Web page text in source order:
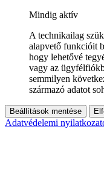
Mindig aktív
A technikailag
alapvető funkcióit
hogy lehetővé
vagy az
semmilyen
származó adatot
Beállítások mentése
Adatvédelemi